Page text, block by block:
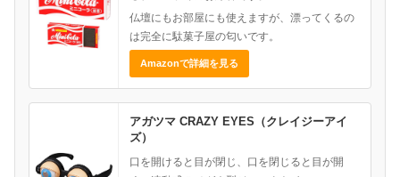
仏壇にもお部屋にも使えますが、漂ってくるの
は完全に駄菓子屋の匂いです。
Amazonで詳細を見る
アガツマ CRAZY EYES（クレイジーアイ
ズ）
口を開けると目が閉じ、口を閉じると目が開